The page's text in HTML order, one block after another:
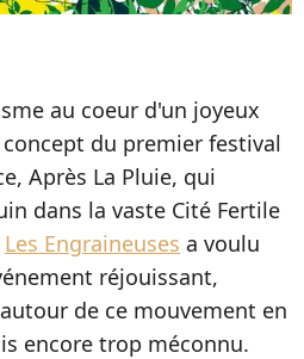
au coeur d'un joyeux
concept du premier festival
Après La Pluie, qui
dans la vaste Cité Fertile
Les Engraineuses a voulu
réjouissant,
de ce mouvement en
encore trop méconnu.